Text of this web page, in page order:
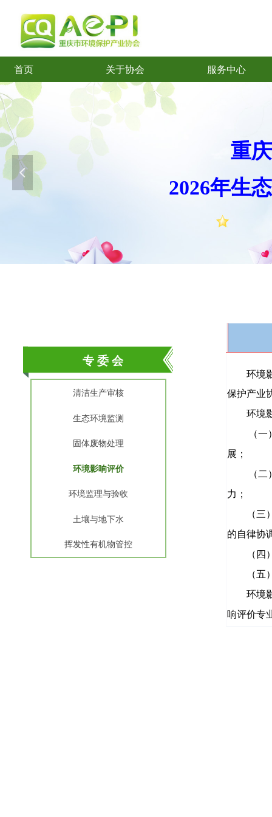
首页
首页
关于协会
关于协会
服务中心
重
2026年生
넳
专 委 会
环境
保护产业
环境
（一）
展；
（二）
力；
（三）
的自律协
（四）
（五）
环境
响评价专
清洁生产审核
生态环境监测
固体废物处理
环境影响评价
环境监理与验收
土壤与地下水
挥发性有机物管控